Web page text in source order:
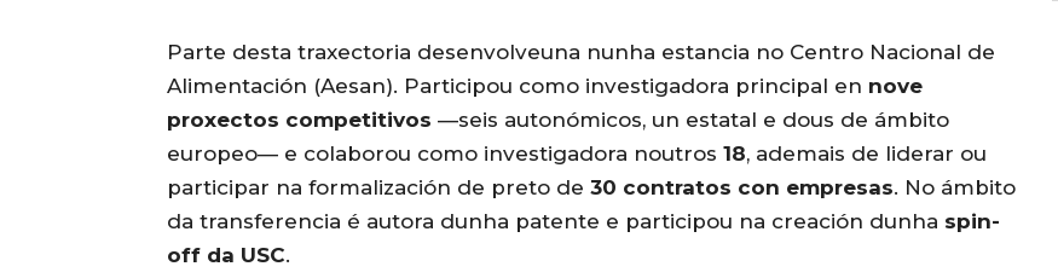
Parte desta traxectoria desenvolveuna nunha estancia no Centro Nacional de
Alimentación (Aesan). Participou como investigadora principal en nove
proxectos competitivos —seis autonómicos, un estatal e dous de ámbito
europeo— e colaborou como investigadora noutros 18, ademais de liderar ou
participar na formalización de preto de 30 contratos con empresas. No ámbito
da transferencia é autora dunha patente e participou na creación dunha spin-
off da USC.